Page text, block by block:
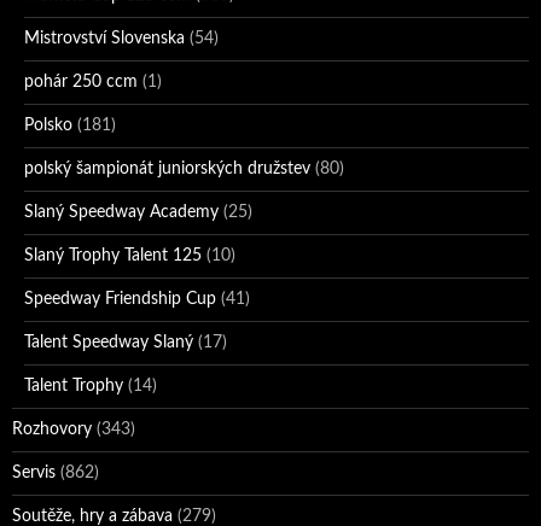
Mistrovství Slovenska (54)
pohár 250 ccm (1)
Polsko (181)
polský šampionát juniorských družstev (80)
Slaný Speedway Academy (25)
Slaný Trophy Talent 125 (10)
Speedway Friendship Cup (41)
Talent Speedway Slaný (17)
Talent Trophy (14)
Rozhovory (343)
Servis (862)
Soutěže, hry a zábava (279)